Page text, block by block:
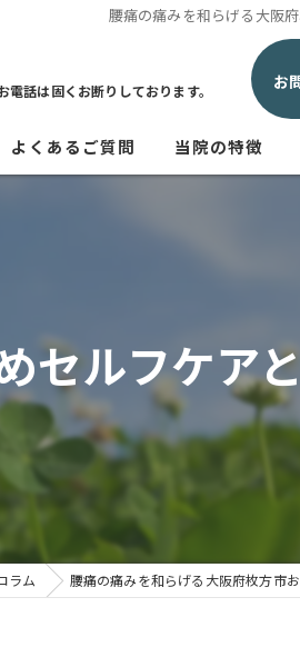
腰痛の痛みを和らげる大阪
話は固くお断りしております。
お
よくあるご質問 当院の特徴
肩こり
神経痛
セルフケア
ラム 腰痛の痛みを和らげる大阪府枚方市